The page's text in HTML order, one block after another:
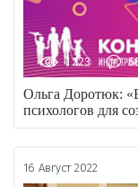
1223
Ольга Доротюк:
психологов для
16 Август 2022